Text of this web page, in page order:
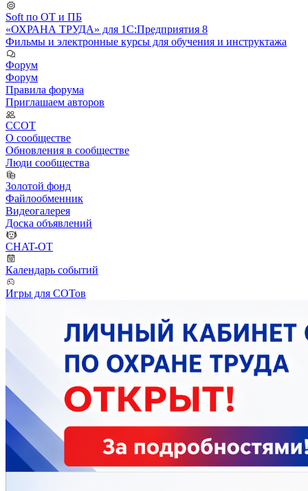
Soft по ОТ и ПБ
«ОХРАНА ТРУДА» для 1С:Предприятия 8
Фильмы и электронные курсы для обучения и инструктажа
Форум
Форум
Правила форума
Приглашаем авторов
ССОТ
О сообществе
Обновления в сообществе
Люди сообщества
Золотой фонд
Файлообменник
Видеогалерея
Доска объявлений
CHAT-OT
Календарь событий
Игры для СОТов